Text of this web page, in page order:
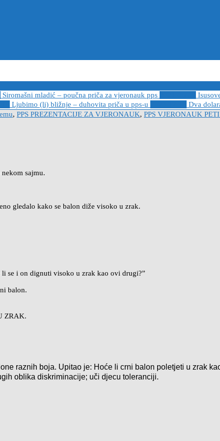
Siromašni mladić – poučna priča za vjeronauk pps
Ljubimo (li) bližnje – duhovita priča u pps-u
Dva
, PPS PREZENTACIJE ZA VJERONAUK, PPS VJERONAUK
sajmu.
gledalo kako se balon diže visoko u zrak.
se i on dignuti visoko u zrak kao ovi drugi?”
balon.
ZRAK.
raznih boja. Upitao je: Hoće li crni balon poletjeti u zrak
oblika diskriminacije; uči djecu toleranciji.